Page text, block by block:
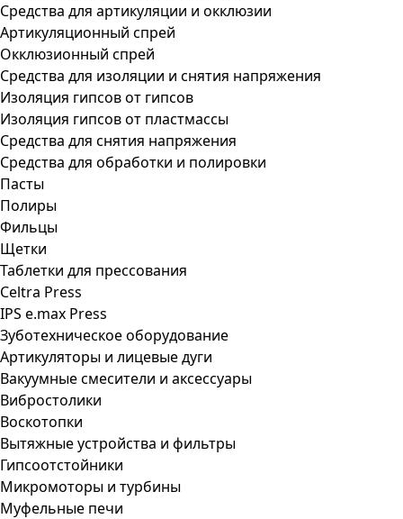
Средства для артикуляции и окклюзии
Артикуляционный спрей
Окклюзионный спрей
Средства для изоляции и снятия напряжения
Изоляция гипсов от гипсов
Изоляция гипсов от пластмассы
Средства для снятия напряжения
Средства для обработки и полировки
Пасты
Полиры
Фильцы
Щетки
Таблетки для прессования
Celtra Press
IPS e.max Press
Зуботехническое оборудование
Артикуляторы и лицевые дуги
Вакуумные смесители и аксессуары
Вибростолики
Воскотопки
Вытяжные устройства и фильтры
Гипсоотстойники
Микромоторы и турбины
Муфельные печи